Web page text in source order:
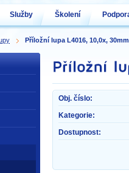
Příložní lupa L4016, 10,0x, 30mm
Obj. číslo:
Kategorie:
Dostupnost:
Služby Školení